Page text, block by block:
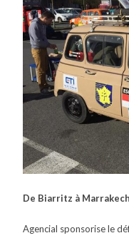
De Biarritz à
Agencial sponsorise le